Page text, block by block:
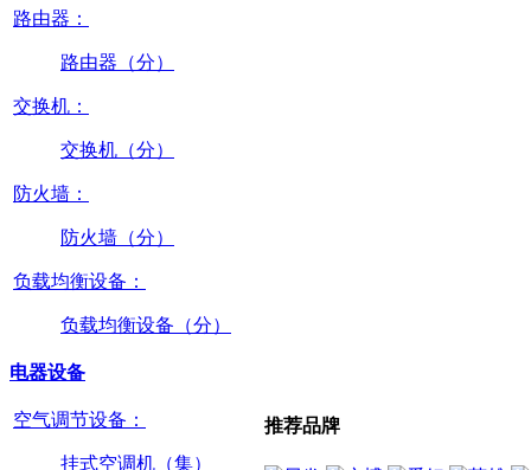
路由器：
路由器（分）
交换机：
交换机（分）
防火墙：
防火墙（分）
负载均衡设备：
负载均衡设备（分）
电器设备
空气调节设备：
挂式空调机（集）
推荐品牌